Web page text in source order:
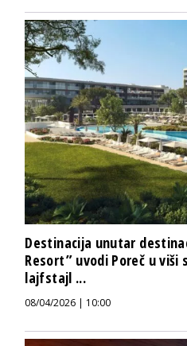
Destinacija unutar
Resort” uvodi Poreč u
lajfstajl ...
08/04/2026 | 10:00